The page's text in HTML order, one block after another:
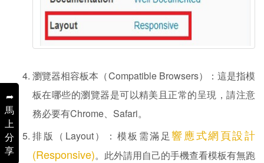
➦
馬
上
分
享
瀏覽器相容板本（Compatible Browsers）：這是指模
板在哪些的瀏覽器是可以精美且正常的呈現，請注意
務必要有Chrome、Safari。
排版（Layout）：模板需滿足響應式網頁設計
(Responsive)。此外請用自己的手機查看模板有無跑